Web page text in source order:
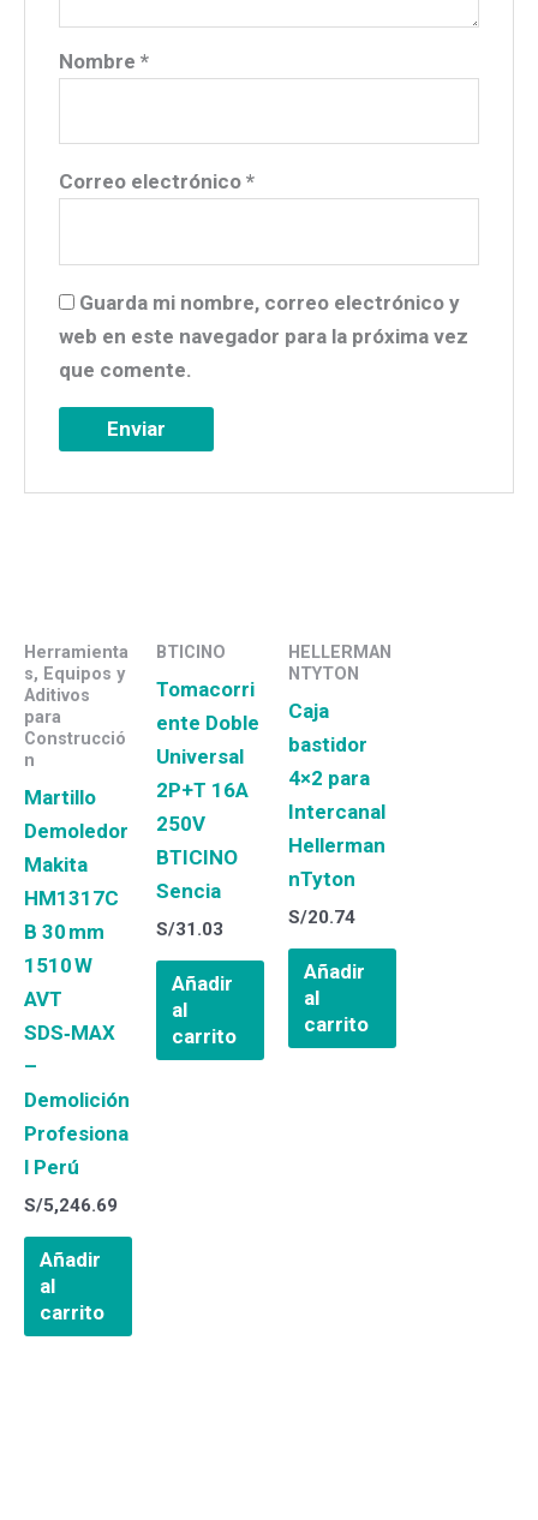
Nombre*
Correo electrónico*
Guarda mi nombre, correo electrónico y
web en este navegador para la próxima vez
que comente.
Herramienta
s, Equipos y
Aditivos
para
Construcció
n
Martillo
Demoledor
Makita
HM1317C
B 30 mm
1510 W
AVT
SDS‑MAX
–
Demolición
Profesiona
l Perú
S/5,246.69
Añadir
al
carrito
BTICINO
Tomacorri
ente Doble
Universal
2P+T 16A
250V
BTICINO
Sencia
S/31.03
Añadir
al
carrito
HELLERMAN
NTYTON
Caja
bastidor
4×2 para
Intercanal
Hellerman
nTyton
S/20.74
Añadir
al
carrito